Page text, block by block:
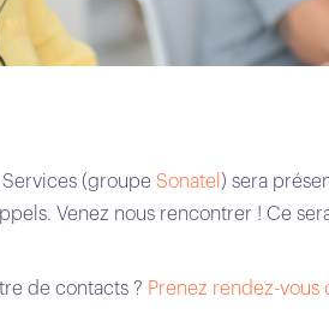
(groupe Sonatel ) sera
Venez nous rencontrer ! Ce
de contacts ? Prenez rendez-vous